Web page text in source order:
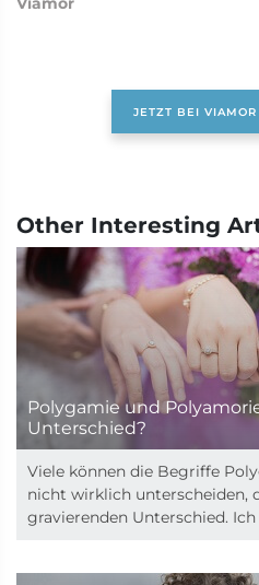
JETZT BEI VIAMOR
Other Interesting
Polygamie und
Unterschied?
Viele können die Begriffe
nicht wirklich unterscheiden,
gravierenden Unterschied.